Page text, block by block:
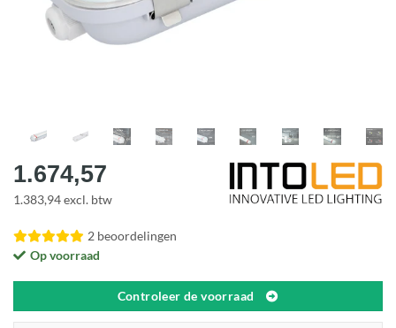
1.674,57
1.383,94 excl. btw
2 beoordelingen
Op voorraad
Controleer de voorraad